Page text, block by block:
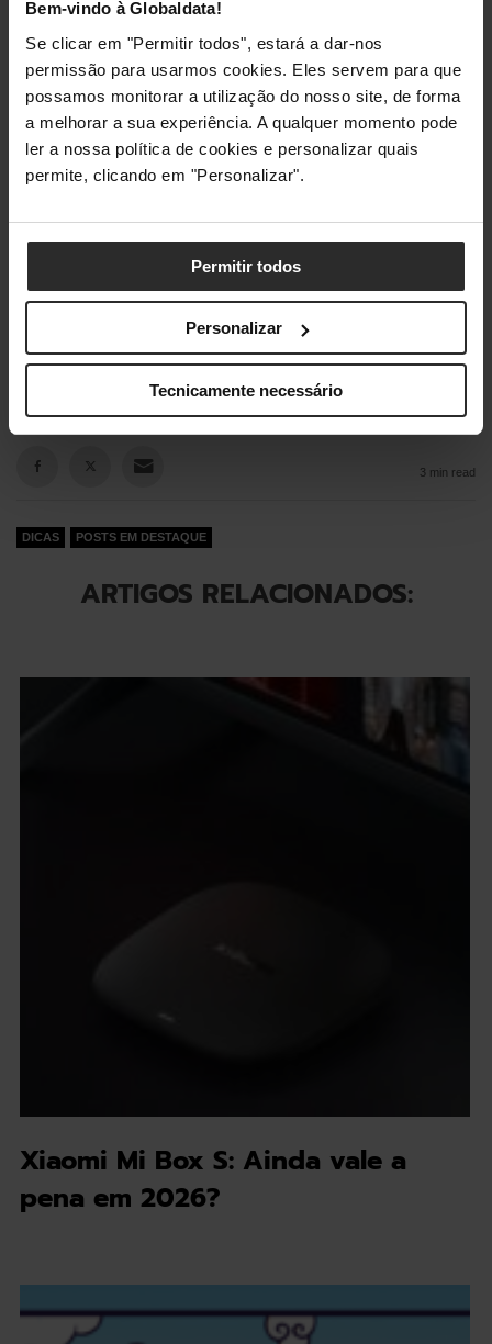
Bem-vindo à Globaldata!
Se clicar em "Permitir todos", estará a dar-nos
permissão para usarmos cookies. Eles servem para que
possamos monitorar a utilização do nosso site, de forma
a melhorar a sua experiência. A qualquer momento pode
ler a nossa política de cookies e personalizar quais
permite, clicando em "Personalizar".
Permitir todos
Personalizar
Tecnicamente necessário
Globaldata.pt
Consegues imaginar o teu sistema a voar? Visita a
Globaldata.ptpara escolheres o teu novo SSD Team
Visita-nosTeam Group
Já conhecias a Team Group? Partilha nos comentários
3 min read
DICAS POSTS EM DESTAQUE
ARTIGOS RELACIONADOS:
Xiaomi Mi Box S: Ainda vale a
pena em 2026?